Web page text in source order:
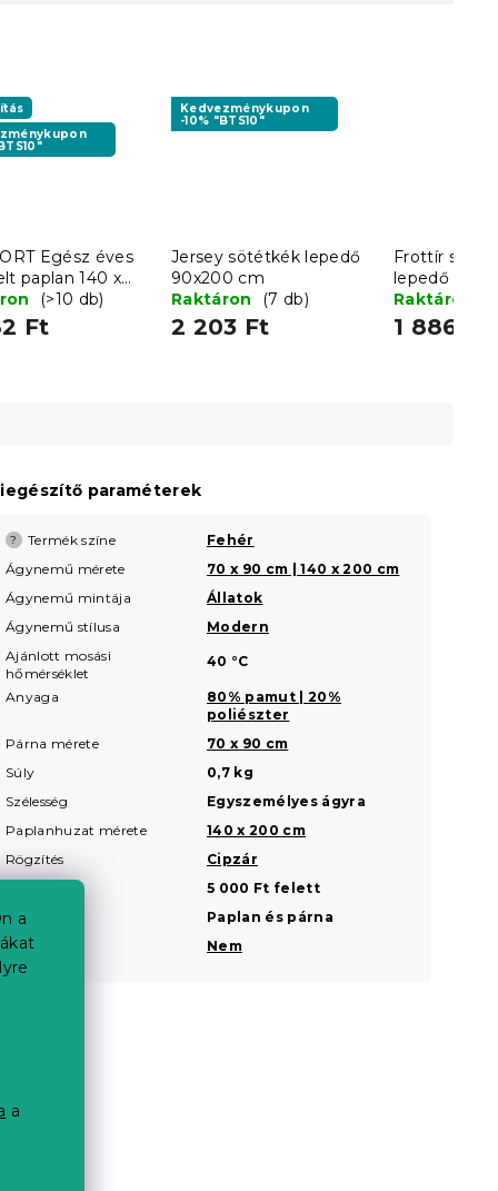
a
a
Egész éves
paplan 140 x
párnával 70 x
(>10 db)
Ft
Kedvezménykupon
-10% "BTS10"
Jersey sötétkék lepedő
90x200 cm
Raktáron
(7 db)
2 203 Ft
Frottír
lepedő
Raktáron
1 886 Ft
paraméterek
? Termék színe
Fehér
Ágynemű mérete
70 x 90 cm | 140 x 200 cm
Ágynemű mintája
Állatok
Ágynemű stílusa
Modern
Ajánlott mosási
hőmérséklet
40 °C
Anyaga
80% pamut | 20%
poliészter
Párna mérete
70 x 90 cm
Súly
0,7 kg
Szélesség
Egyszemélyes ágyra
Paplanhuzat mérete
140 x 200 cm
Rögzítés
Cipzár
5 000 Ft felett
Készletek
Paplan és párna
Kétoldalas
Nem